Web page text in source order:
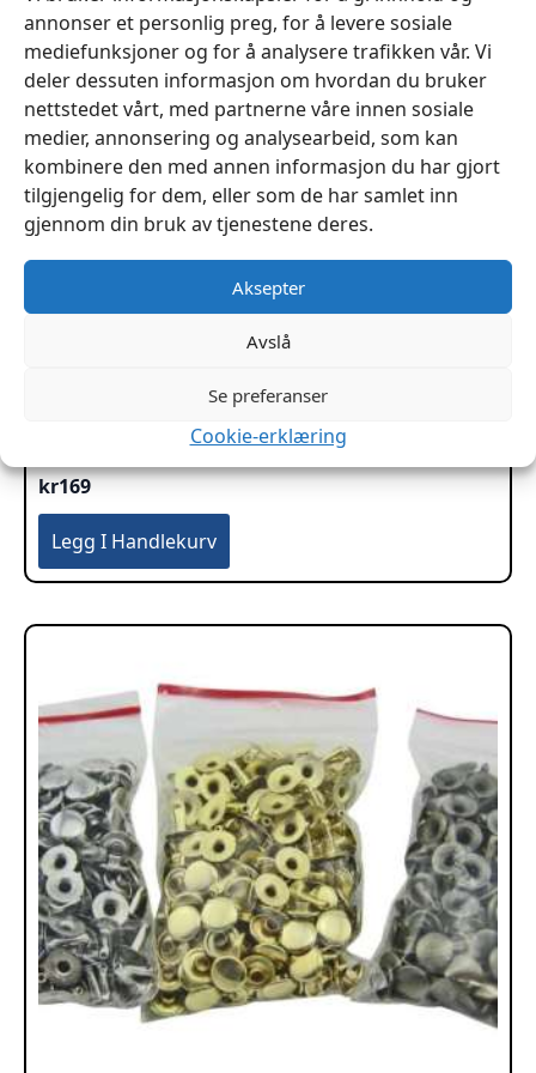
annonser et personlig preg, for å levere sosiale
mediefunksjoner og for å analysere trafikken vår. Vi
deler dessuten informasjon om hvordan du bruker
nettstedet vårt, med partnerne våre innen sosiale
medier, annonsering og analysearbeid, som kan
kombinere den med annen informasjon du har gjort
tilgjengelig for dem, eller som de har samlet inn
gjennom din bruk av tjenestene deres.
Aksepter
Avslå
Se preferanser
Cookie-erklæring
Kantskjærer Standard Nr 2 (ca 2,5mm)
kr169
Legg I Handlekurv